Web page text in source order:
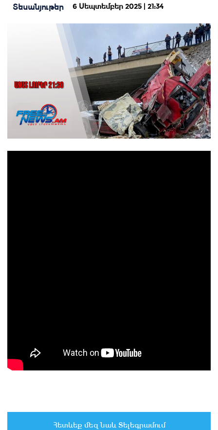
Տեսանյութեր 6 Սեպտեմբեր 2025 | 21:34
Հետևեք մեզ նաև Տելեգրամում